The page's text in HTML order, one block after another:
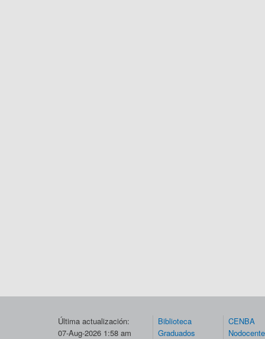
Última actualización:
07-Aug-2026 1:58 am
Biblioteca
Graduados
CENBA